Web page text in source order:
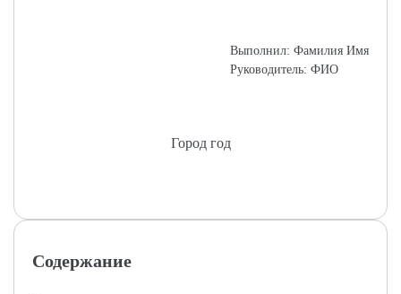
Выполнил: Фамилия Имя
Руководитель: ФИО
Город год
Содержание